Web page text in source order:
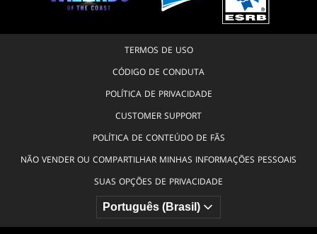
TERMOS DE USO
CÓDIGO DE CONDUTA
POLÍTICA DE PRIVACIDADE
CUSTOMER SUPPORT
POLÍTICA DE CONTEÚDO DE FÃS
NÃO VENDER OU COMPARTILHAR MINHAS INFORMAÇÕES PESSOAIS
SUAS OPÇÕES DE PRIVACIDADE